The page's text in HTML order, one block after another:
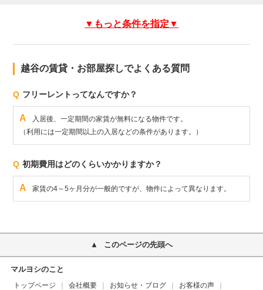
▼もっと条件を指定▼
越谷の賃貸・お部屋探しでよくある質問
Q フリーレントってなんですか？
A
入居後、一定期間の家賃が無料になる物件です。
（利用には一定期間以上の入居などの条件があります。）
Q 初期費用はどのくらいかかりますか？
A 家賃の4～5ヶ月分が一般的ですが、物件によって異なります。
このページの先頭へ
マルヨシのこと
トップページ 会社概要 お知らせ・ブログ
お客様の声